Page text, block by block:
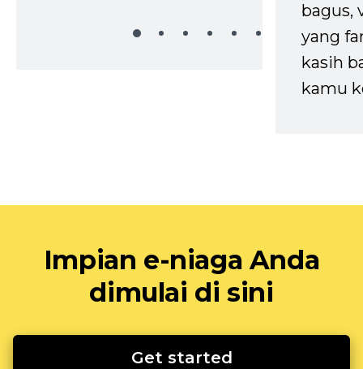
bagus,
yang
kasih
kamu
Impian e-niaga Anda
dimulai di sini
Get started